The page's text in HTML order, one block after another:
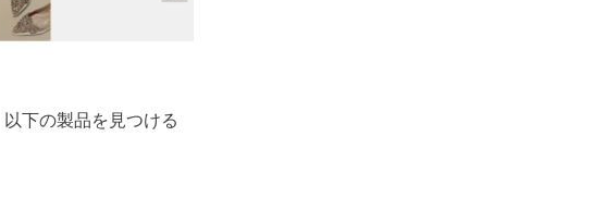
下の製品を見つける